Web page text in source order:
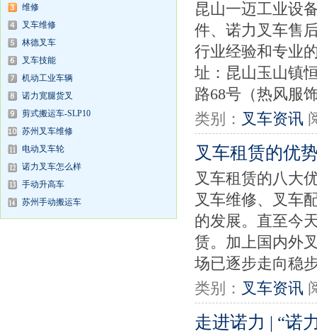
维修
叉车维修
林德叉车
叉车技能
机动工业车辆
诺力宽腿货叉
剪式搬运车-SLP10
苏州叉车维修
电动叉车轮
诺力叉车怎么样
手动升高车
苏州手动搬运车
昆山一迈工业设
件、诺力叉车售
行业经验和专业
址：昆山玉山镇
路68号（热风服
类别： 叉车资讯
叉车租赁的优
叉车租赁的八大
叉车维修、叉车
的发展。直至今
赁。加上国内外
场已逐步走向稳
类别： 叉车资讯
走进诺力 | “诺